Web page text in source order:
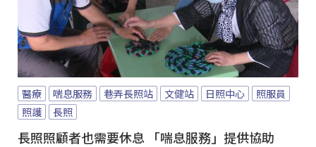
醫療 喘息服務 巷弄長照站 文健站 日照中心
照服員
照護
長照
長照照顧者也需要休息 「喘息服務」提供協助